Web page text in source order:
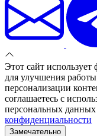
Этот сайт
для улучшения
персонализации
соглашаетесь с
персональных данных
конфиденциальности
Замечательно